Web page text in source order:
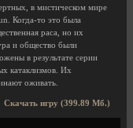
в мистическом мире
Когда-то это была
раса, но их
и общество были
в результате серии
катаклизмов. Их
оживать.
Скачать игру (399.89 Мб.)